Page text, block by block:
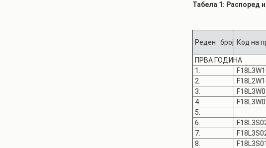
Табела 1: Распоред
Реден број Код на
ПРВА ГОДИНА
1.
2.
3.
4.
5.
6.
7.
8.